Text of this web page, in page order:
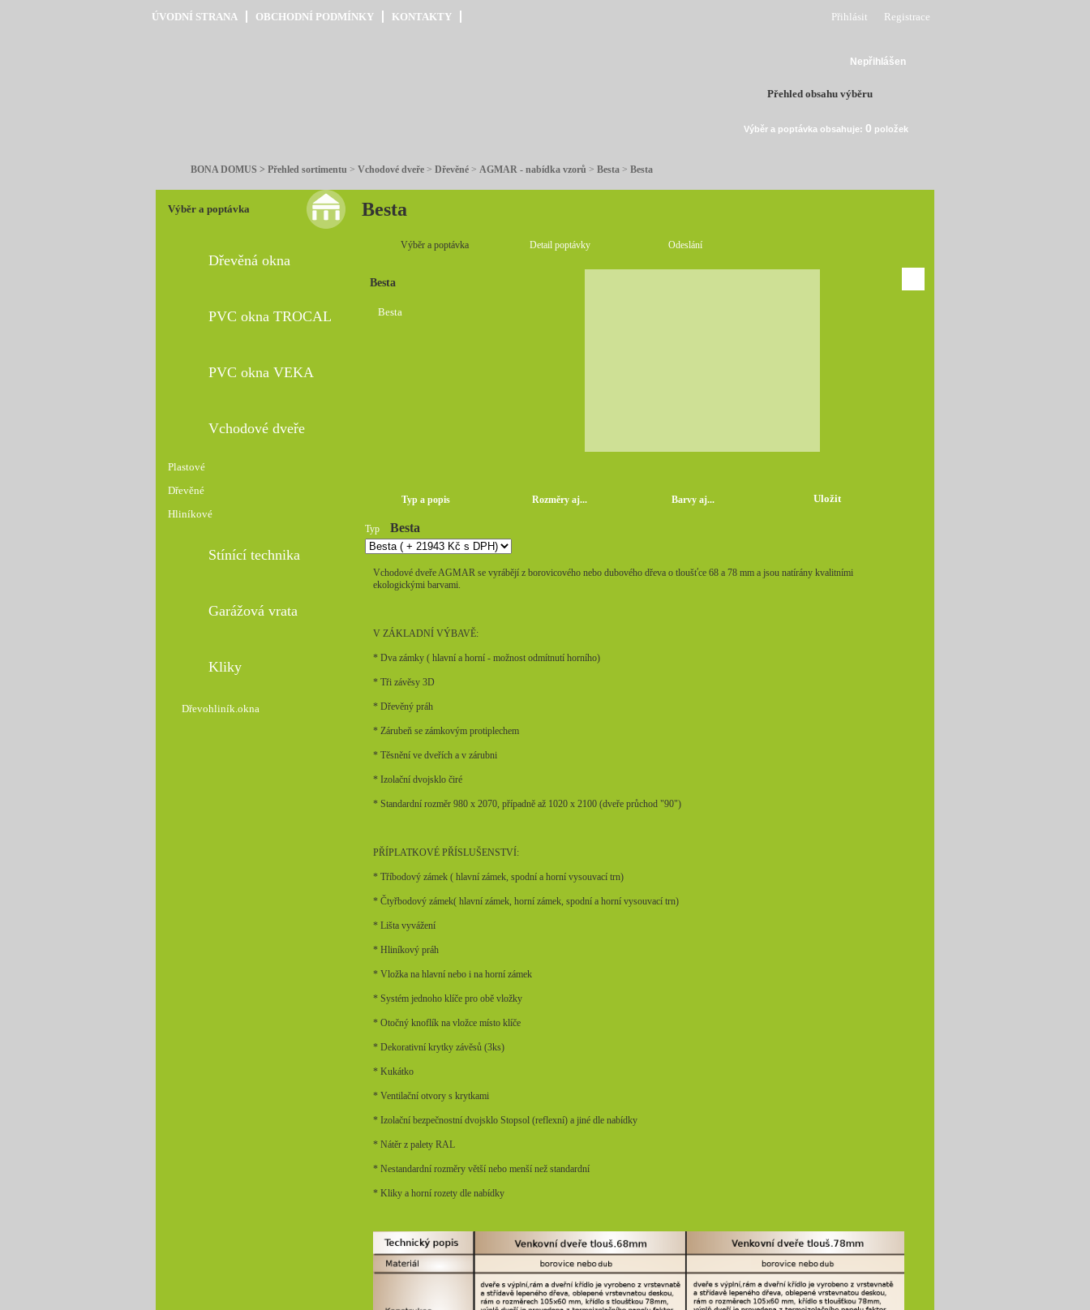
ÚVODNÍ STRANA OBCHODNÍ PODMÍNKY KONTAKTY Přihlásit Registrace
Nepřihlášen
Přehled obsahu výběru
Výběr a poptávka obsahuje: 0 položek
BONA DOMUS > Přehled sortimentu > Vchodové dveře > Dřevěné > AGMAR - nabídka vzorů > Besta > Besta
Výběr a poptávka Besta
Dřevěná okna
PVC okna TROCAL
PVC okna VEKA
Vchodové dveře
Plastové
Dřevěné
Hliníkové
Stínící technika
Garážová vrata
Kliky
Dřevohliník.okna
Výběr a poptávka Detail poptávky Odeslání
Besta
Besta
Typ a popis Rozměry aj... Barvy aj...
Typ Besta
Vchodové dveře AGMAR se vyrábějí z borovicového nebo dubového dřeva o tloušťce 68 a 78 mm a jsou natírány kvalitními
ekologickými barvami.
V ZÁKLADNÍ VÝBAVĚ:
* Dva zámky ( hlavní a horní - možnost odmítnutí horního)
* Tři závěsy 3D
* Dřevěný práh
* Zárubeň se zámkovým protiplechem
* Těsnění ve dveřích a v zárubni
* Izolační dvojsklo čiré
* Standardní rozměr 980 x 2070, případně až 1020 x 2100 (dveře průchod "90")
PŘÍPLATKOVÉ PŘÍSLUŠENSTVÍ:
* Tříbodový zámek ( hlavní zámek, spodní a horní vysouvací trn)
* Čtyřbodový zámek( hlavní zámek, horní zámek, spodní a horní vysouvací trn)
* Lišta vyvážení
* Hliníkový práh
* Vložka na hlavní nebo i na horní zámek
* Systém jednoho klíče pro obě vložky
* Otočný knoflík na vložce místo klíče
* Dekorativní krytky závěsů (3ks)
* Kukátko
* Ventilační otvory s krytkami
* Izolační bezpečnostní dvojsklo Stopsol (reflexní) a jiné dle nabídky
* Nátěr z palety RAL
* Nestandardní rozměry větší nebo menší než standardní
* Kliky a horní rozety dle nabídky